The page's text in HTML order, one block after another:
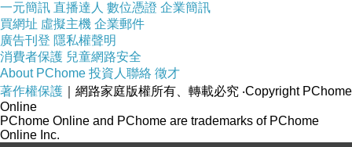
午後我們由西北側走進公園，首先經過莊嚴古樸的【松榮
神社】，四境悄然、環境清幽。神社最初由江戶時代船井
藩主松平家所建，1900年遷至現址船井城山里丸，祭祀松
平家祖靈(松平近政、松平一誠)。這些人物我們不熟悉，
但據說是日本德川系家族歷史迷的朝聖地。
一元簡訊 直播達人 數位憑證 企業簡訊
買網址 虛擬主機 企業郵件
廣告刊登 隱私權聲明
消費者保護 兒童網路安全
About PChome 投資人聯絡 徵才
著作權保護 ｜網路家庭版權所有、轉載必究 ‧Copyright PChome
Online
PChome Online and PChome are trademarks of PChome
Online Inc.